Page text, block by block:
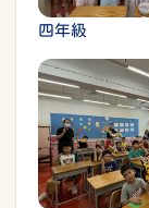
四年級